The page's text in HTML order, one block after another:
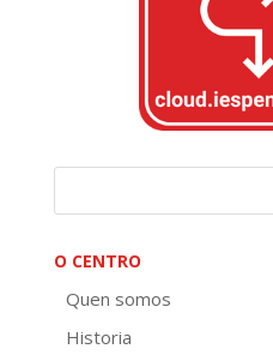
O CENTRO
Quen somos
Historia